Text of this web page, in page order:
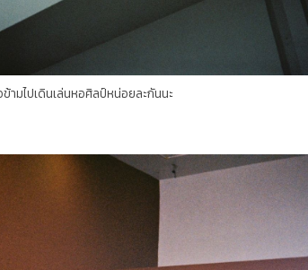
นเล่นหอศิลป์หน่อยละกันนะ